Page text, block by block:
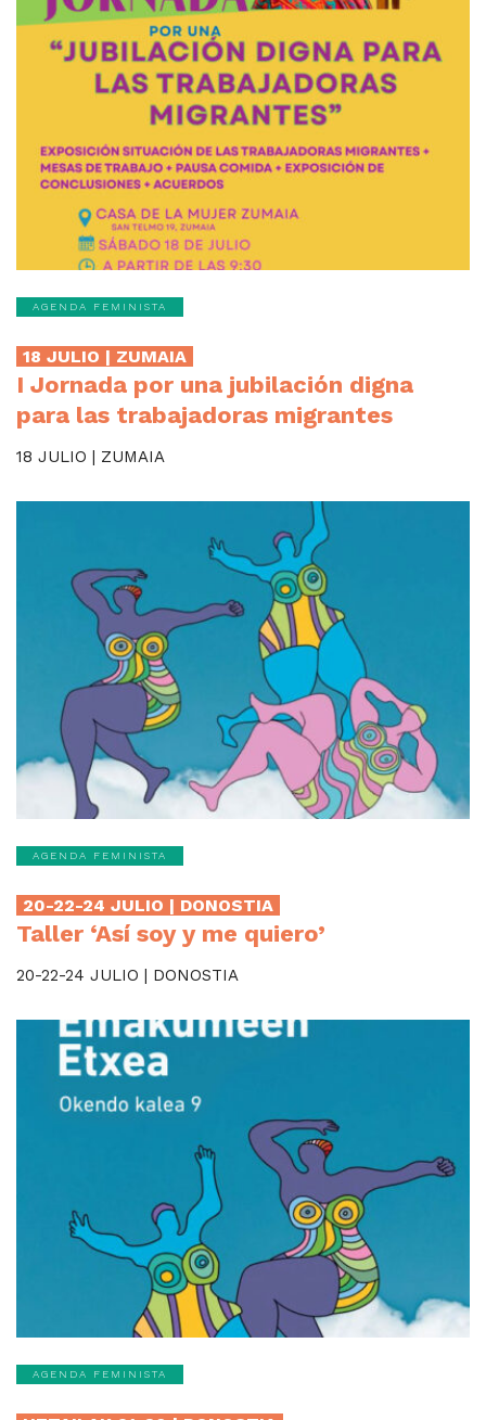
AGENDA FEMINISTA
18 JULIO | ZUMAIA
I Jornada por una jubilación digna
para las trabajadoras migrantes
18 JULIO | ZUMAIA
AGENDA FEMINISTA
20-22-24 JULIO | DONOSTIA
Taller ‘Así soy y me quiero’
20-22-24 JULIO | DONOSTIA
AGENDA FEMINISTA